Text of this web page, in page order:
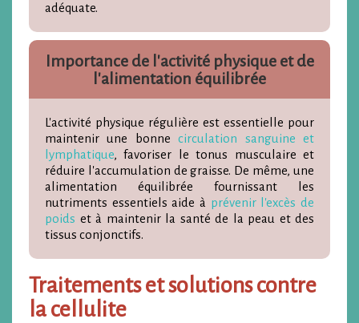
adéquate.
Importance de l'activité physique et de
l'alimentation équilibrée
L'activité physique régulière est essentielle pour
maintenir une bonnecirculation sanguine et
lymphatique, favoriser le tonus musculaire et
réduire l'accumulation de graisse. De même, une
alimentation équilibrée fournissant les
nutriments essentiels aide à prévenir l'excès de
poids et à maintenir la santé de la peau et des
tissus conjonctifs.
Traitements et solutions contre
la cellulite